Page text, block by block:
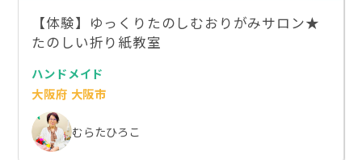
【体験】ゆっくりたのしむおりがみサロン★
たのしい折り紙教室
ハンドメイド
大阪府 大阪市
むらたひろこ